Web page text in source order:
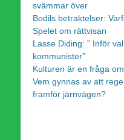
svämmar över
Bodils betraktelser:
Spelet om rättvisan
Lasse Diding: ” Inför
kommunister”
Kulturen är en fråga
Vem gynnas av att
framför järnvägen?